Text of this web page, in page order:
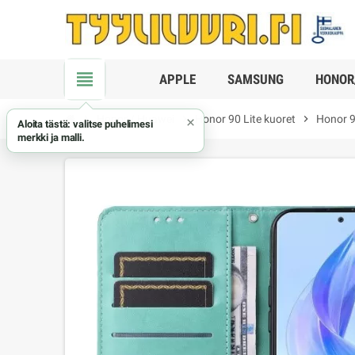
view_headline APPLE SAMSUNG
chevron_right Honor / Huawei chevron_right Honor 90 Lite kuoret chevron_right Honor
Aloita tästä: valitse puhelimesi
merkki ja malli.
×